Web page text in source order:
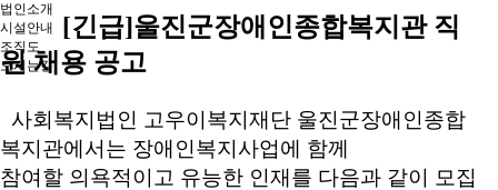
법인소개
시설안내
조직도
오시는길
[긴급]울진군장애인종합복지관 직
원 채용 공고
사회복지법인 고우이복지재단 울진군장애인종합
복지관에서는 장애인복지사업에 함께
참여할 의욕적이고 유능한 인재를 다음과 같이 모집